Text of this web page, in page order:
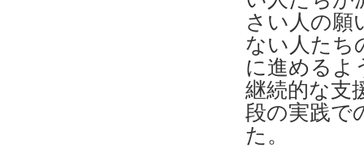
さい人の願
ない人たち
に進めるよ
継続的な支
段の実践で
た。